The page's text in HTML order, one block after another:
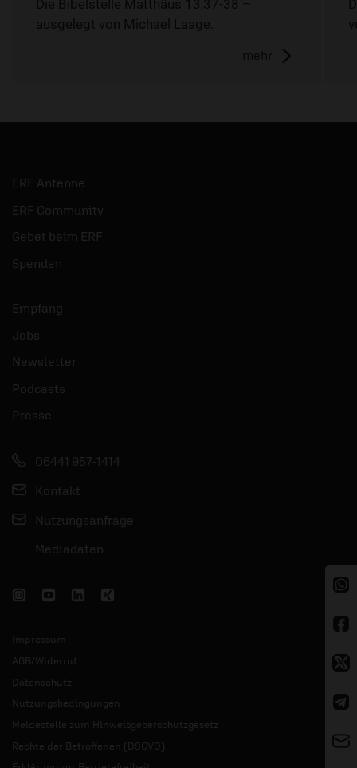
Die Bibelstelle Matthäus 13,37-38 –
ausgelegt von Michael Laage.
mehr
ERF Antenne
ERF Community
Gebet beim ERF
Spenden
Empfang
Jobs
Newsletter
Podcasts
Presse
06441 957-1414
Kontakt
Nutzungsanfrage
Mediadaten
Impressum
AGB/Widerruf
Datenschutz
Nutzungsbedingungen
Meldestelle zum Hinweisgeberschutzgesetz
Rechte der Betroffenen (DSGVO)